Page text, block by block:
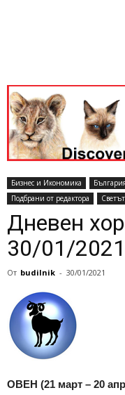
Бизнес и Икономика България
Подбрани от редактора
Светът
Дневен
30/01/2021
От budilnik - 30/01/2021
ОВЕН (21 март – 20